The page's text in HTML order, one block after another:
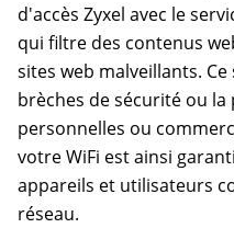
d'accès Zyxel avec le
qui filtre des contenus
sites web malveillants.
brèches de sécurité ou
personnelles ou
votre WiFi est ainsi
appareils et utilisateurs
réseau.